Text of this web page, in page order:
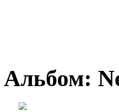
Альбом: